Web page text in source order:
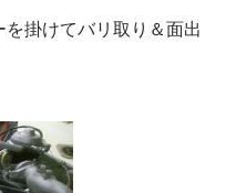
掛けてバリ取り＆面出